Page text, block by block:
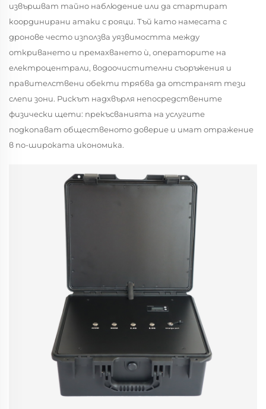
извършват тайно наблюдение или да стартират
координирани атаки с рояци. Тъй като намесата с
дронове често използва уязвимостта между
откриването и премахването ѝ, операторите на
електроцентрали, водоочистителни съоръжения и
правителствени обекти трябва да отстранят тези
слепи зони. Рискът надхвърля непосредствените
физически щети: прекъсванията на услугите
подкопават общественото доверие и имат отражение
в по-широката икономика.